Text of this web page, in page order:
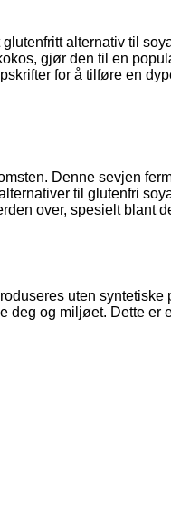
alternativ til
gjør den til en
for å tilføre en
Denne sevjen
til glutenfri
over, spesielt blant
uten
deg og miljøet. Dette